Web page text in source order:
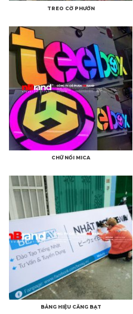
TREO CỜ PHƯỚN
CHỮ NỔI MICA
BẢNG HIỆU CĂNG BẠT